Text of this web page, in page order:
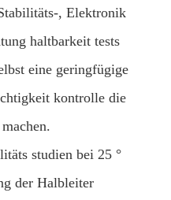
, Elektronik
haltbarkeit tests
eine geringfügige
kontrolle die
studien bei 25 °
der Halbleiter